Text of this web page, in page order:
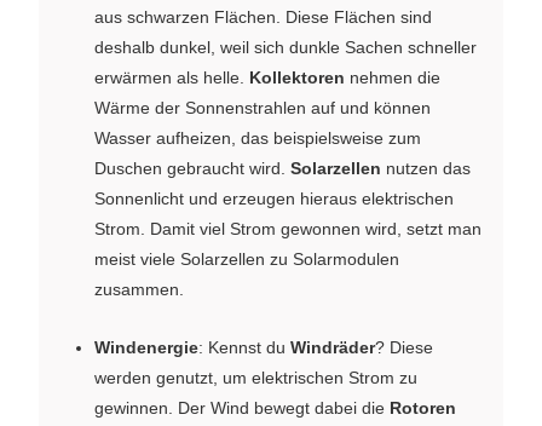
aus schwarzen Flächen. Diese Flächen sind
deshalb dunkel, weil sich dunkle Sachen schneller
erwärmen als helle. Kollektoren nehmen die
Wärme der Sonnenstrahlen auf und können
Wasser aufheizen, das beispielsweise zum
Duschen gebraucht wird. Solarzellen nutzen das
Sonnenlicht und erzeugen hieraus elektrischen
Strom. Damit viel Strom gewonnen wird, setzt man
meist viele Solarzellen zu Solarmodulen
zusammen.
Windenergie: Kennst du Windräder? Diese
werden genutzt, um elektrischen Strom zu
gewinnen. Der Wind bewegt dabei die Rotoren